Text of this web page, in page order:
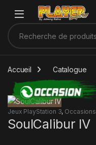
Sauter à la navigation
Skip to content
Recherche pour :
Accueil Catalogue
Jeux PlayStation 3, Occasions
SoulCalibur IV